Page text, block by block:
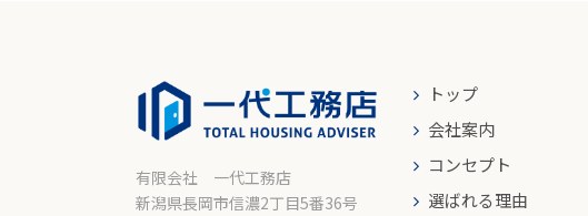
有限会社 一代工務店
新潟県長岡市信濃2丁目5番36号
トップ
会社案内
コンセプト
選ばれる理由